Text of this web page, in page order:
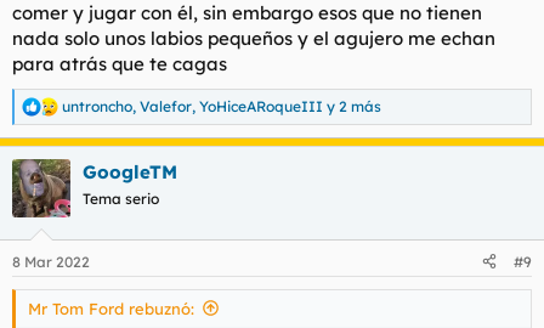
comer y jugar con él, sin embargo esos que no tienen
nada solo unos labios pequeños y el agujero me echan
para atrás que te cagas
R
e
a
c
c
i
e
s
untroncho, Valefor, YoHiceARoqueIII y 2 más
GoogleTM
Tema serio
8 Mar 2022 #9
Mr Tom Ford rebuznó: